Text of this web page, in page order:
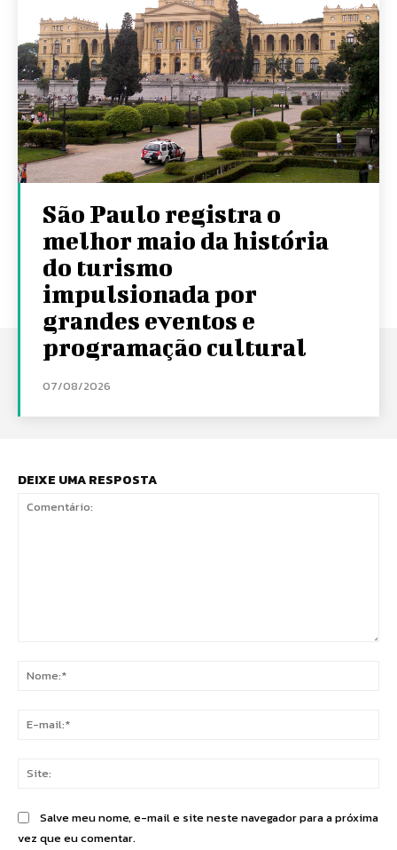
São Paulo registra o
melhor maio da história
do turismo
impulsionada por
grandes eventos e
programação cultural
07/08/2026
DEIXE UMA RESPOSTA
Salve meu nome, e-mail e site neste navegador para a próxima
vez que eu comentar.